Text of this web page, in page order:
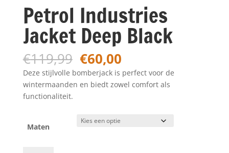
Petrol Industries
Jacket Deep Black
€119,99 Oorspronkelijke
prijs
was:
€119,99.
€60,00Huidige
prijs
is:
€60,00.
Deze stijlvolle bomberjack is perfect voor de
wintermaanden en biedt zowel comfort als
functionaliteit.
Maten